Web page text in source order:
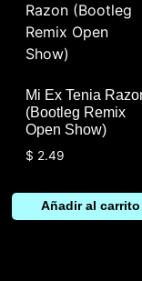
Mi Ex Tenia
(Bootleg Remix
Open Show)
$ 2.49
Añadir al carrito